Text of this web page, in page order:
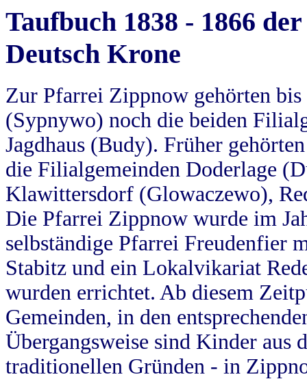
Taufbuch 1838 - 1866
Deutsch Krone
Zur Pfarrei Zippnow gehörten
(Sypnywo) noch die beiden
Jagdhaus (Budy). Früher
die Filialgemeinden Doderlage
Klawittersdorf (Glowaczewo),
Die Pfarrei Zippnow wurde im
selbständige Pfarrei Freudenfier
Stabitz und ein Lokalvikariat
wurden errichtet. Ab diesem
Gemeinden, in den
Übergangsweise sind Kinder aus
traditionellen Gründen - in